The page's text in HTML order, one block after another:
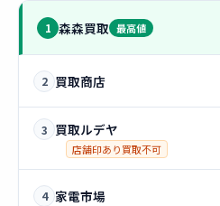
1 森森買取 最高値
2 買取商店
3 買取ルデヤ
店舗印あり買取不可
4 家電市場